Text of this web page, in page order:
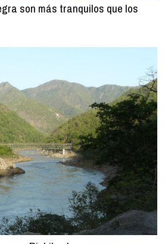
son más tranquilos que los